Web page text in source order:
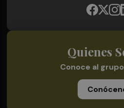
Quienes
Conoce al